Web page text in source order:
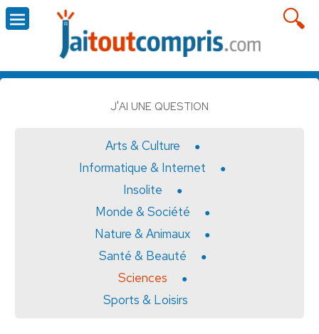
J'AI UNE QUESTION
Arts & Culture
Informatique & Internet
Insolite
Monde & Société
Nature & Animaux
Santé & Beauté
Sciences
Sports & Loisirs